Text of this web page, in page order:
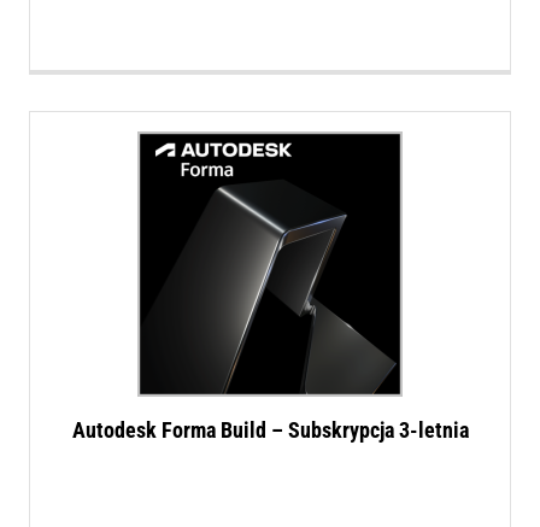
Autodesk Forma Build – Subskrypcja 3-letnia